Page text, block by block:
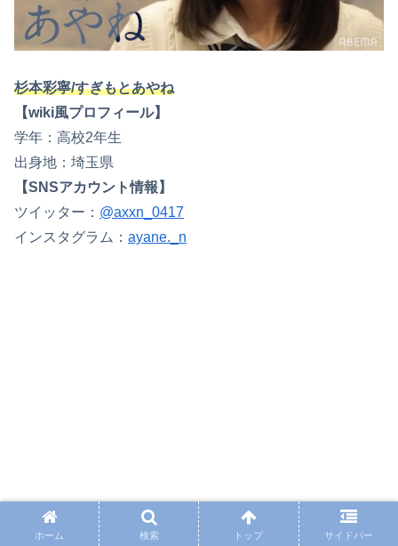
杉本彩寧/すぎもとあやね
【wiki風プロフィール】
学年：高校2年生
出身地：埼玉県
【SNSアカウント情報】
ツイッター： @axxn_0417
インスタグラム： ayane._n
ホーム 検索 トップ サイドバー